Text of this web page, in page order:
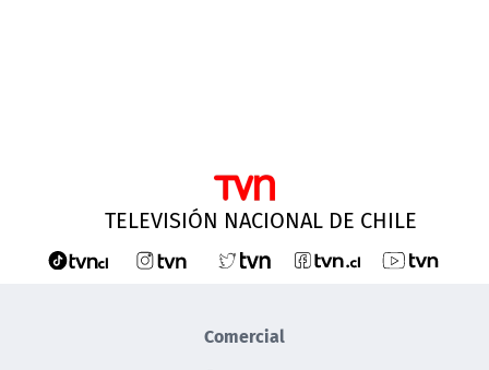
TELEVISIÓN NACIONAL DE CHILE
Comercial